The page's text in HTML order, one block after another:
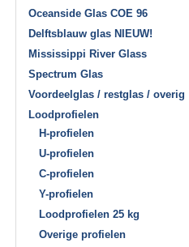
Oceanside Glas COE 96
Delftsblauw glas NIEUW!
Mississippi River Glass
Spectrum Glas
Voordeelglas / restglas / overig
Loodprofielen
H-profielen
U-profielen
C-profielen
Y-profielen
Loodprofielen 25 kg
Overige profielen